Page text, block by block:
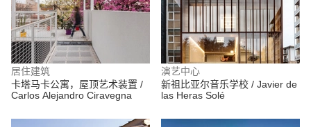
居住建筑
卡塔马卡公寓，屋顶艺术装置 /
Carlos Alejandro Ciravegna
演艺中心
新祖比亚尔音乐学校 / Javier de
las Heras Solé